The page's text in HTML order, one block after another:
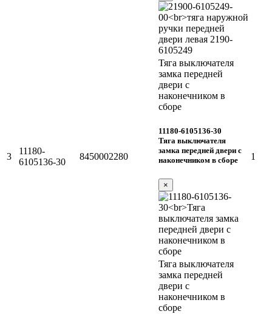
3
11180-
6105136-30
8450002280
Тяга выключателя
замка передней
двери с
наконечником в
сборе
11180-6105136-30
Тяга выключателя
замка передней двери с
наконечником в сборе
×
1
Тяга выключателя
замка передней
двери с
наконечником в
сборе